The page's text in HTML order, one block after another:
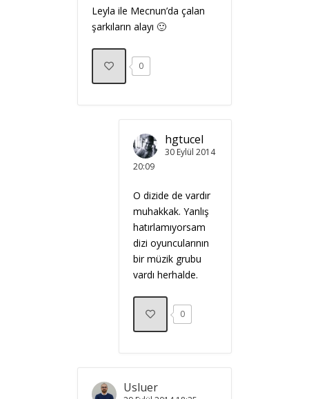
Leyla ile Mecnun’da çalan
şarkıların alayı 🙂
0
hgtucel
30 Eylül 2014
20:09
O dizide de vardır
muhakkak. Yanlış
hatırlamıyorsam
dizi oyuncularının
bir müzik grubu
vardı herhalde.
0
Usluer